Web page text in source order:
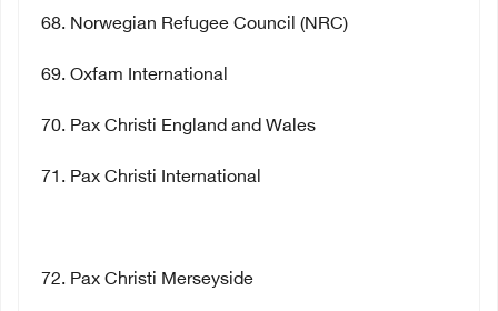
68. Norwegian Refugee Council (NRC)
69. Oxfam International
70. Pax Christi England and Wales
71 . Pax Christi International
72. Pax Christi Merseyside